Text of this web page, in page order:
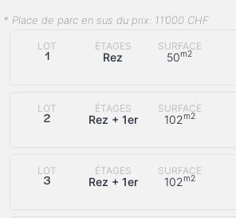
* Place de parc en sus du prix: 11’000 CHF
LOT
1
ÉTAGES
Rez
SURFACE
50m2
LOT
2
ÉTAGES
Rez + 1er
SURFACE
102m2
LOT
3
ÉTAGES
Rez + 1er
SURFACE
102m2